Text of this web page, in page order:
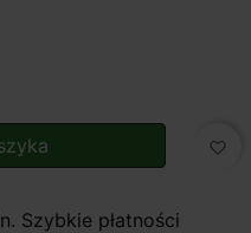
favorite_border
Szybkie płatności